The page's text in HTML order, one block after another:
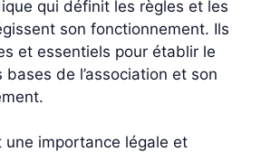
qui définit les règles et les
son fonctionnement. Ils
et essentiels pour établir le
de l’association et son
une importance légale et